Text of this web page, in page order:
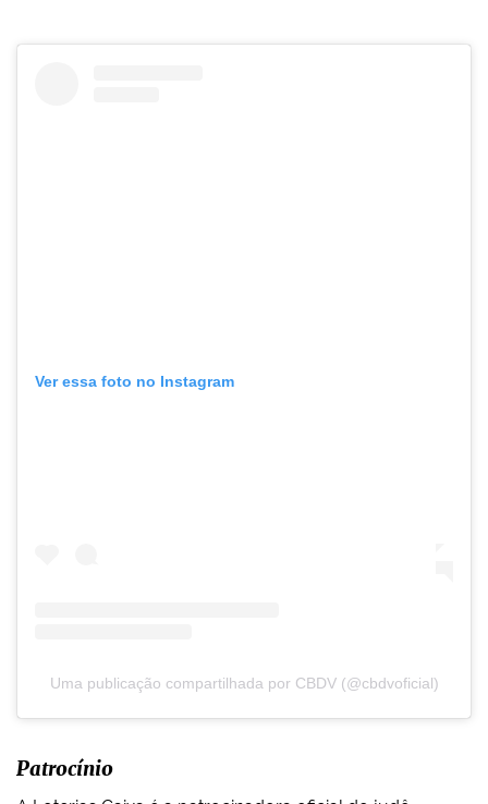
Ver essa foto no Instagram
Uma publicação compartilhada por CBDV (@cbdvoficial)
Patrocínio